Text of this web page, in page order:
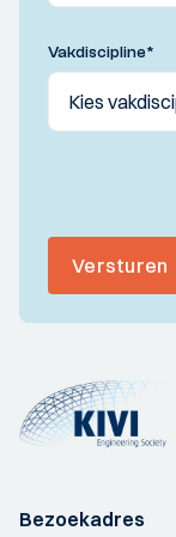
Vakdiscipline*
Versturen
Bezoekadres